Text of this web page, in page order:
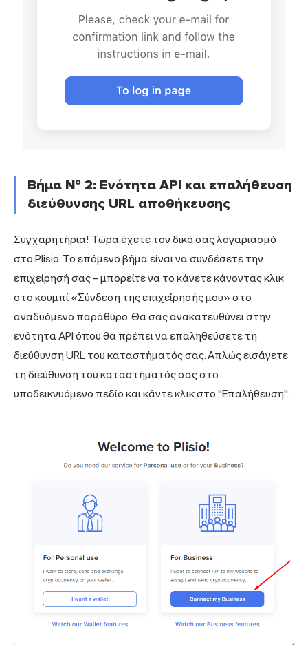
Βήμα № 2: Ενότητα API και επαλήθευση
διεύθυνσης URL αποθήκευσης
Συγχαρητήρια! Τώρα έχετε τον δικό σας λογαριασμό
στο Plisio. Το επόμενο βήμα είναι να συνδέσετε την
επιχείρησή σας – μπορείτε να το κάνετε κάνοντας κλικ
στο κουμπί «Σύνδεση της επιχείρησής μου» στο
αναδυόμενο παράθυρο. Θα σας ανακατευθύνει στην
ενότητα API όπου θα πρέπει να επαληθεύσετε τη
διεύθυνση URL του καταστήματός σας. Απλώς εισάγετε
τη διεύθυνση του καταστήματός σας στο
υποδεικνυόμενο πεδίο και κάντε κλικ στο "Επαλήθευση".